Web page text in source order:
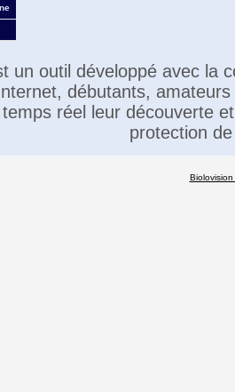
un outil développé avec la
débutants,
réel leur découverte
protection
Biolovision